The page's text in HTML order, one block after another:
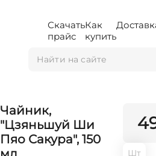
Скачать
прайс
Как
купить
Чайник,
"Цзяньшуй Ши
Пяо Сакура", 150
Шт